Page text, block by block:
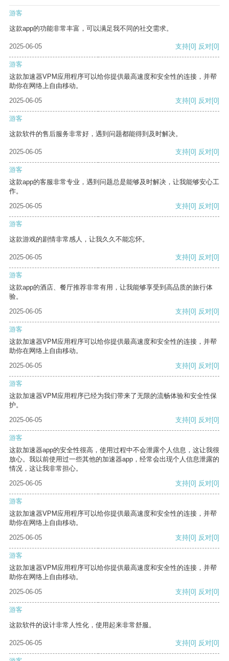
游客
这款app的功能非常丰富，可以满足我不同的社交需求。
2025-06-05 支持[0] 反对[0]
游客
这款加速器VPM应用程序可以给你提供最高速度和安全性的连接，并帮
助你在网络上自由移动。
2025-06-05
支持[0] 反对[0]
游客
这款软件的售后服务非常好，遇到问题都能得到及时解决。
2025-06-05 支持[0] 反对[0]
游客
这款app的客服非常专业，遇到问题总是能够及时解决，让我能够安心工
作。
2025-06-05
支持[0] 反对[0]
游客
这款游戏的剧情非常感人，让我久久不能忘怀。
2025-06-05 支持[0] 反对[0]
游客
这款app的酒店、餐厅推荐非常有用，让我能够享受到高品质的旅行体
验。
2025-06-05
支持[0] 反对[0]
游客
这款加速器VPM应用程序可以给你提供最高速度和安全性的连接，并帮
助你在网络上自由移动。
2025-06-05
支持[0] 反对[0]
游客
这款加速器VPM应用程序已经为我们带来了无限的流畅体验和安全性保
护。
2025-06-05
支持[0] 反对[0]
游客
这款加速器app的安全性很高，使用过程中不会泄露个人信息，这让我很
放心。我以前使用过一些其他的加速器app，经常会出现个人信息泄露的
情况，这让我非常担心。
2025-06-05
支持[0] 反对[0]
游客
这款加速器VPM应用程序可以给你提供最高速度和安全性的连接，并帮
助你在网络上自由移动。
2025-06-05
支持[0] 反对[0]
游客
这款加速器VPM应用程序可以给你提供最高速度和安全性的连接，并帮
助你在网络上自由移动。
2025-06-05
支持[0] 反对[0]
游客
这款软件的设计非常人性化，使用起来非常舒服。
2025-06-05 支持[0] 反对[0]